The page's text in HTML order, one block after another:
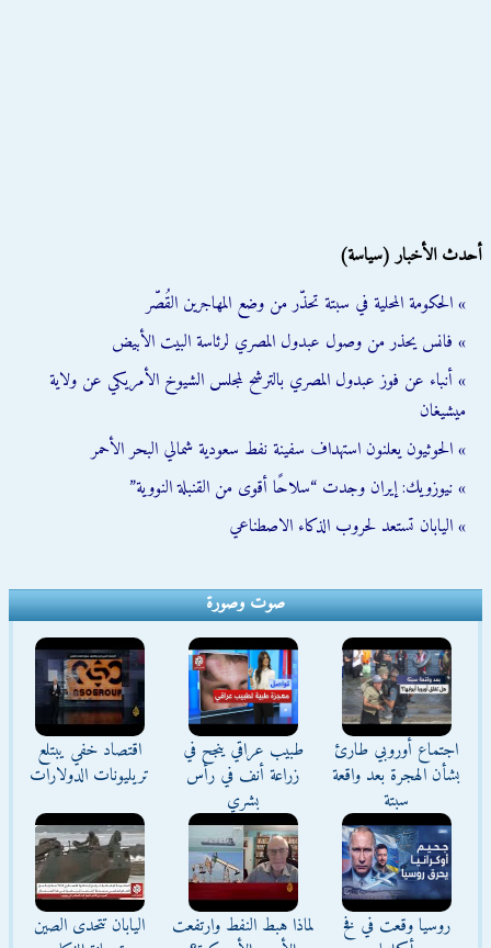
أحدث الأخبار (سياسة)
» الحكومة المحلية في سبتة تحذّر من وضع المهاجرين القُصّر
» فانس يحذر من وصول عبدول المصري لرئاسة البيت الأبيض
» أنباء عن فوز عبدول المصري بالترشح لمجلس الشيوخ الأمريكي عن ولاية
ميشيغان
» الحوثيون يعلنون استهداف سفينة نفط سعودية شمالي البحر الأحمر
» نيوزويك: إيران وجدت “سلاحًا أقوى من القنبلة النووية”
» اليابان تستعد لحروب الذكاء الاصطناعي
صوت وصورة
اجتماع أوروبي طارئ
بشأن الهجرة بعد واقعة
سبتة
طبيب عراقي ينجح في
زراعة أنف في رأس
بشري
اقتصاد خفي يبتلع
تريليونات الدولارات
روسيا وقعت في فخ
لماذا هبط النفط وارتفعت
اليابان تتحدى الصين